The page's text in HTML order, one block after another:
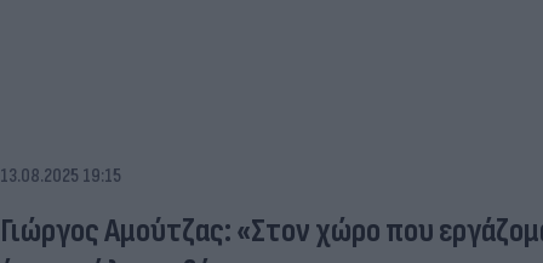
13.08.2025 19:15
Γιώργος Αμούτζας: «Στον χώρο που